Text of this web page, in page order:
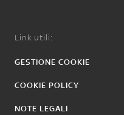
Link utili:
GESTIONE COOKIE
COOKIE POLICY
NOTE LEGALI